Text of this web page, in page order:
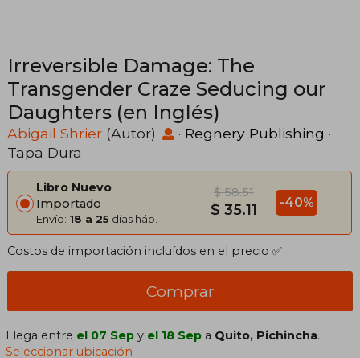
Irreversible Damage: The
Transgender Craze Seducing our
Daughters (en Inglés)
Abigail Shrier (Autor) · Regnery Publishing ·
Tapa Dura
Libro Nuevo
Importado
Envío: 18 a 25 días háb.
$ 58.51
$ 35.11 -40%
Costos de importación incluídos en el precio ✅
Comprar
Llega entre el 07 Sep y el 18 Sep a Quito, Pichincha.
Seleccionar ubicación